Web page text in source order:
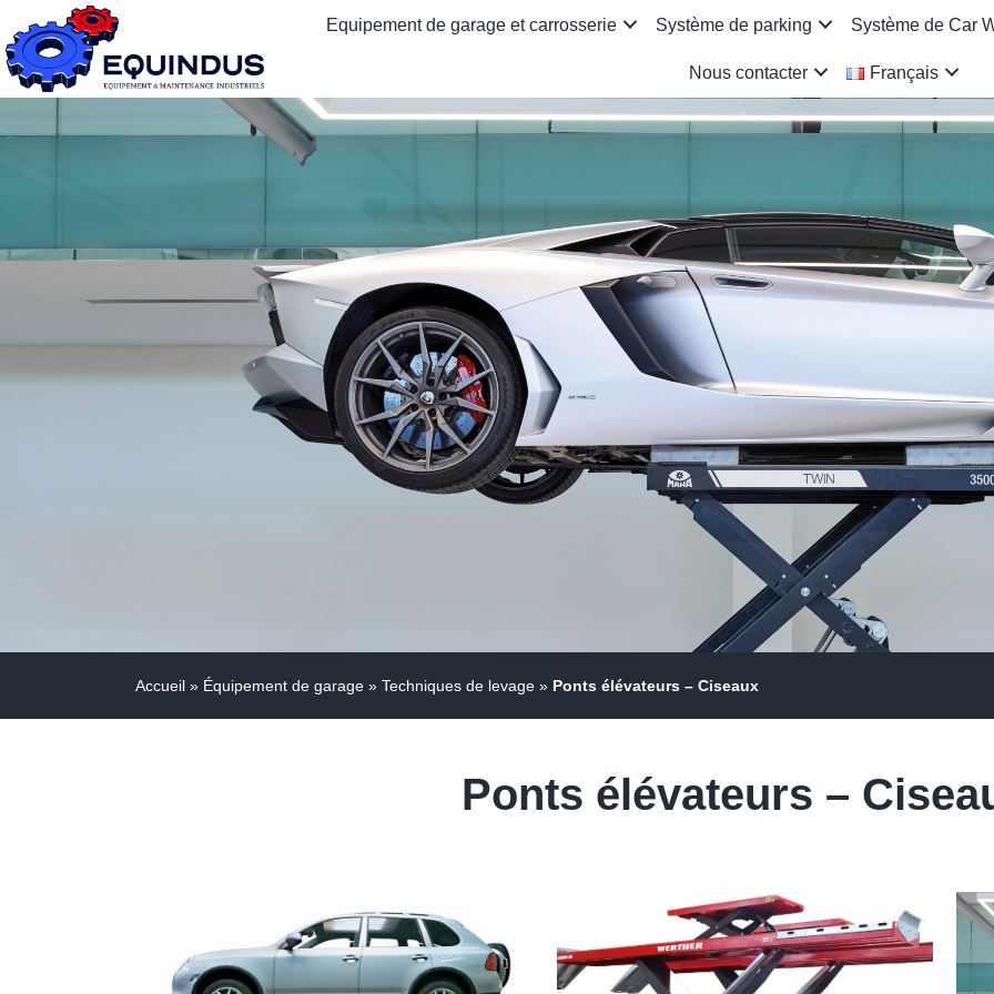
Equipement de garage et carrosserie Système de parking Système de Car
Nous contacter Français
Accueil » Équipement de garage » Techniques de levage » Ponts élévateurs – Ciseaux
Ponts élévateurs –